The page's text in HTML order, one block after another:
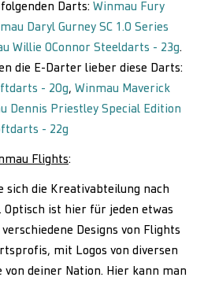
Darts: Winmau Fury
Daryl Gurney SC 1.0 Series
Willie OConnor Steeldarts - 23g.
die E-Darter lieber diese Darts:
- 20g, Winmau Maverick
Dennis Priestley Special Edition
- 22g
Flights:
sich die Kreativabteilung nach
Optisch ist hier für jeden etwas
Designs von Flights
mit Logos von diversen
von deiner Nation. Hier kann man